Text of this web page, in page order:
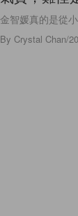
金智媛真的是從
By Crystal Chan/